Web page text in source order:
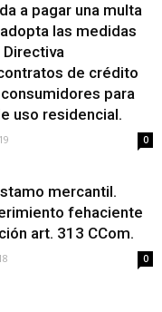
a pagar una multa
las medidas
Directiva
de crédito
para
uso residencial.
0
mercantil.
fehaciente
art. 313 CCom.
0